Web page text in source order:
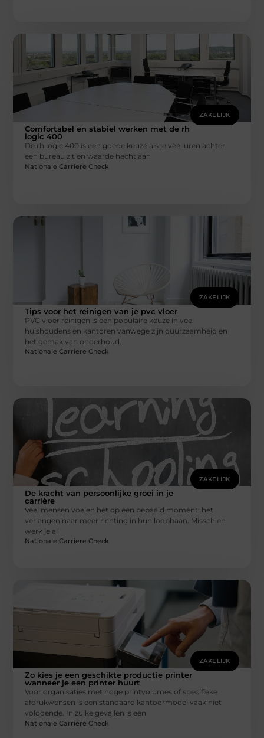
ZAKELIJK
Comfortabel en stabiel werken met de rh
logic 400
De rh logic 400 is een goede keuze als je veel uren achter
een bureau zit en waarde hecht aan
Nationale Carriere Check
ZAKELIJK
Tips voor het reinigen van je pvc vloer
PVC vloer reinigen is een populaire keuze in veel
huishoudens en kantoren vanwege zijn duurzaamheid en
het gemak van onderhoud.
Nationale Carriere Check
ZAKELIJK
De kracht van persoonlijke groei in je
carrière
Veel mensen voelen het op een bepaald moment: het
verlangen naar meer richting in hun loopbaan. Misschien
werk je al
Nationale Carriere Check
ZAKELIJK
Zo kies je een geschikte productie printer
wanneer je een printer huurt
Voor organisaties met hoge printvolumes of specifieke
afdrukwensen is een standaard kantoormodel vaak niet
voldoende. In zulke gevallen is een
Nationale Carriere Check